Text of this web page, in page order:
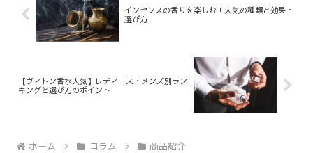
インセンスの香りを楽しむ！人気の種類と効果・
選び方
【ヴィトン香水人気】レディース・メンズ別ラン
キングと選び方のポイント
ホーム コラム 商品紹介